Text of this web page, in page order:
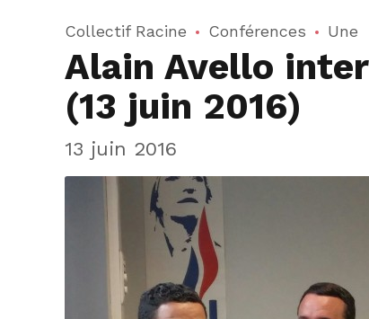
Collectif Racine Conférences Une
Alain Avello
(13 juin 2016)
13 juin 2016